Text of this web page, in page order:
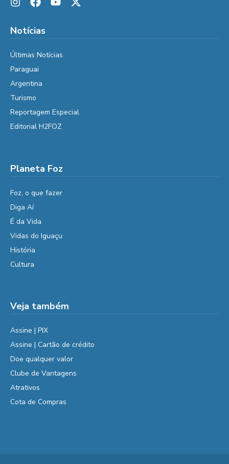
Notícias
Últimas Notícias
Paraguai
Argentina
Turismo
Reportagem Especial
Editorial H2FOZ
Planeta Foz
Foz, o que fazer
Diga Aí
É da Vida
Vidas do Iguaçu
História
Cultura
Veja também
Assine | PIX
Assine | Cartão de crédito
Doe qualquer valor
Clube de Vantagens
Atrativos
Cota de Compras